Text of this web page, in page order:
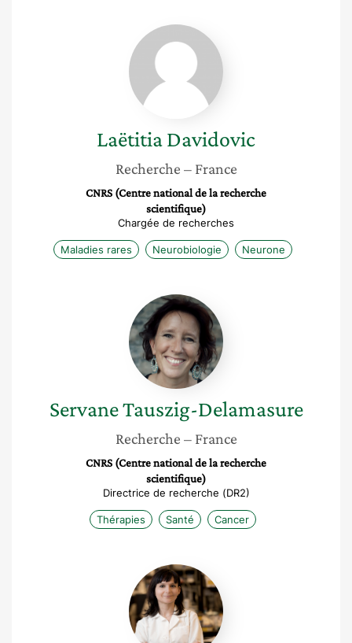
Laëtitia
Davidovic
LaëtitiaDavidovic
Recherche – France
CNRS (Centre national de la recherche
scientifique)
Chargée de recherches
Maladies rares Neurobiologie Neurone
Servane
Tauszig-
Delamasure
ServaneTauszig-Delamasure
Recherche – France
CNRS (Centre national de la recherche
scientifique)
Directrice de recherche (DR2)
Thérapies Santé Cancer
Elsa
Suberbielle